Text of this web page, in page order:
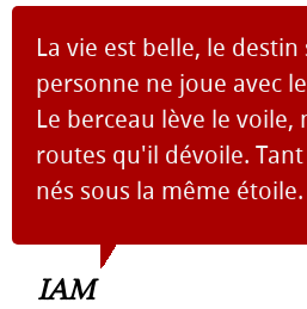
La vie est belle, le destin
personne ne joue avec
Le berceau lève le voile,
routes qu'il dévoile.
nés sous la même étoile.
IAM